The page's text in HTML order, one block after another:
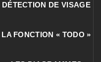
DÉTECTION DE VISAGE
LA FONCTION « TODO »